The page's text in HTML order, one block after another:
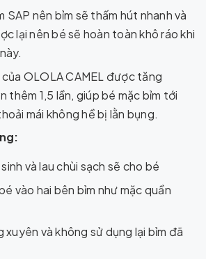
SAP nên bỉm sẽ thấm hút nhanh và
lại nên bé sẽ hoàn toàn khô ráo khi
OLOLA CAMEL được tăng
thêm 1,5 lần, giúp bé mặc bỉm tới
mái không hề bị lằn bụng.
và lau chùi sạch sẽ cho bé
vào hai bên bỉm như mặc quần
xuyên và không sử dụng lại bỉm đã